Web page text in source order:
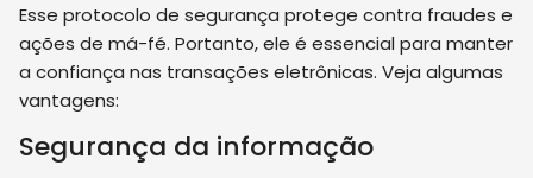
Esse protocolo de segurança protege contra fraudes e
ações de má-fé. Portanto, ele é essencial para manter
a confiança nas transações eletrônicas. Veja algumas
vantagens:
Segurança da informação